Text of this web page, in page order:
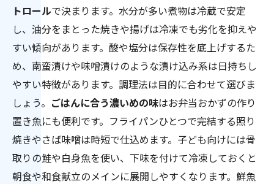
トロールで決まります。水分が多い煮物は冷蔵で安定
し、油分をまとった焼きや揚げは冷凍でも劣化を抑えや
すい傾向があります。酸や塩分は保存性を底上げするた
め、南蛮漬けや味噌漬けのような漬け込み系は日持ちし
やすい特徴があります。調理法は目的に合わせて選びま
しょう。 ごはんに合う濃いめの味はお弁当おかずの作り
置き魚にも便利です。フライパンひとつで完結する照り
焼きやさば味噌は時短で仕込めます。子ども向けには骨
取りの鮭や白身魚を使い、下味を付けて冷凍しておくと
朝食や和食献立のメインに展開しやすくなります。鮮魚